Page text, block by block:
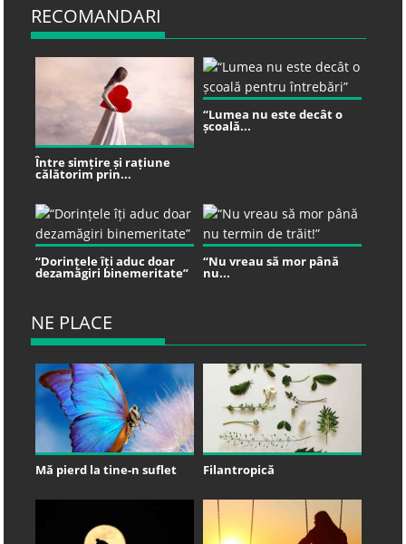
RECOMANDARI
Între simțire și rațiune
călătorim prin...
“Lumea nu este decât o
școală...
“Dorințele îți aduc doar
dezamăgiri binemeritate”
“Nu vreau să mor până
nu...
NE PLACE
Mă pierd la tine-n suflet Filantropică